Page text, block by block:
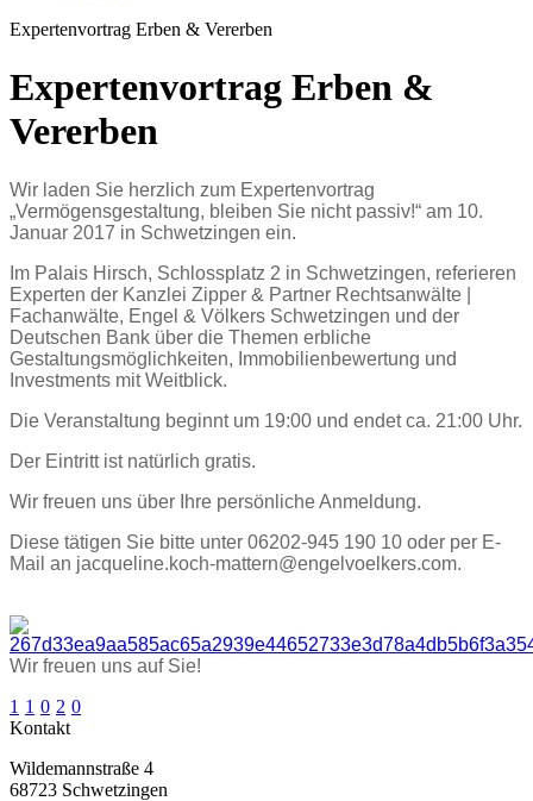
Expertenvortrag Erben & Vererben
Expertenvortrag Erben &
Vererben
Wir laden Sie herzlich zum Expertenvortrag
„Vermögensgestaltung, bleiben Sie nicht passiv!“ am 10.
Januar 2017 in Schwetzingen ein.
Im Palais Hirsch, Schlossplatz 2 in Schwetzingen, referieren
Experten der Kanzlei Zipper & Partner Rechtsanwälte |
Fachanwälte, Engel & Völkers Schwetzingen und der
Deutschen Bank über die Themen erbliche
Gestaltungsmöglichkeiten, Immobilienbewertung und
Investments mit Weitblick.
Die Veranstaltung beginnt um 19:00 und endet ca. 21:00 Uhr.
Der Eintritt ist natürlich gratis.
Wir freuen uns über Ihre persönliche Anmeldung.
Diese tätigen Sie bitte unter 06202-945 190 10 oder per E-
Mail an jacqueline.koch-mattern@engelvoelkers.com.
Wir freuen uns auf Sie!
1 1 0 2 0
Kontakt
Wildemannstraße 4
68723 Schwetzingen